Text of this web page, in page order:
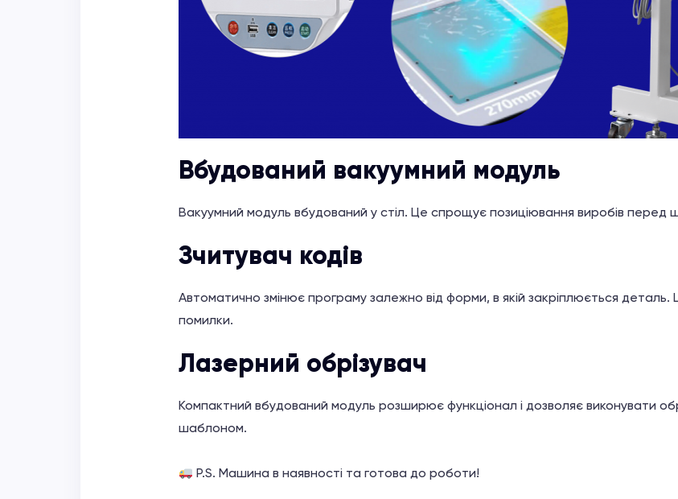
Вбудований вакуумний модуль
Вакуумний модуль вбудований у стіл. Це спрощує позиціювання виробів перед
Зчитувач кодів
Автоматично змінює програму залежно від форми, в якій закріплюється деталь.
помилки.
Лазерний обрізувач
Компактний вбудований модуль розширює функціонал і дозволяє виконувати
шаблоном.
P.S. Машина в наявності та готова до роботи!